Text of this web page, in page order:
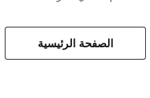
الصفحة الرئيسية